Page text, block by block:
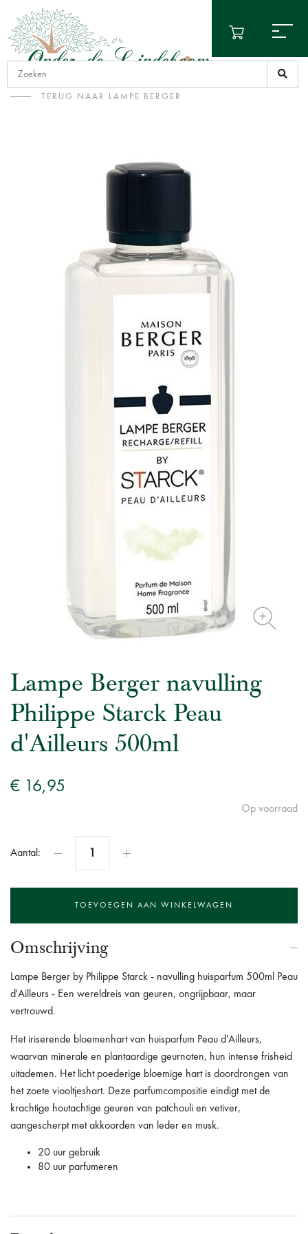
TERUG NAAR LAMPE BERGER
Lampe Berger navulling
Philippe Starck Peau
d'Ailleurs 500ml
€ 16,95
Op voorraad
Aantal:
Omschrijving
Lampe Berger by Philippe Starck - navulling huisparfum 500ml Peau
d'Ailleurs - Een wereldreis van geuren, ongrijpbaar, maar
vertrouwd.
Het iriserende bloemenhart van huisparfum Peau d'Ailleurs,
waarvan minerale en plantaardige geurnoten, hun intense frisheid
uitademen. Het licht poederige bloemige hart is doordrongen van
het zoete viooltjeshart. Deze parfumcompositie eindigt met de
krachtige houtachtige geuren van patchouli en vetiver,
aangescherpt met akkoorden van leder en musk.
20 uur gebruik
80 uur parfumeren